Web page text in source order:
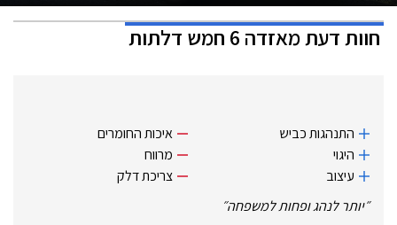
חוות דעתמאזדה 6 חמש דלתות
התנהגות כביש
היגוי
עיצוב
איכות החומרים
מרווח
צריכת דלק
״יותר לנהג ופחות למשפחה״